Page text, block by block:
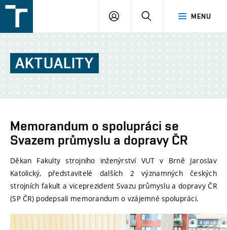
v
Brně
MENU
PŘIHLÁŠENÍ
AKTUALITY
Memorandum o spolupráci se
Svazem průmyslu a dopravy ČR
Děkan Fakulty strojního inženýrství VUT v Brně Jaroslav
Katolický, představitelé dalších 2 významných českých
strojních fakult a viceprezident Svazu průmyslu a dopravy ČR
(SP ČR) podepsali memorandum o vzájemné spolupráci.